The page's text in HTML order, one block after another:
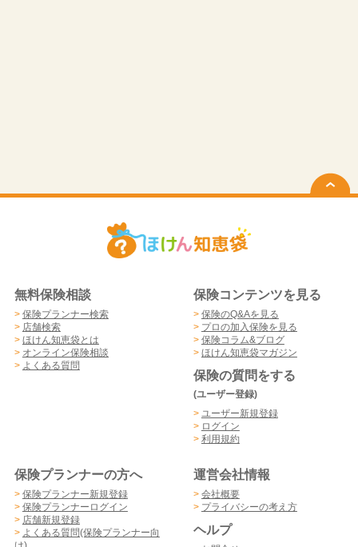
無料保険相談
> 保険プランナー検索
> 店舗検索
> ほけん知恵袋とは
> オンライン保険相談
> よくある質問
保険コンテンツを見る
> 保険のQ&Aを見る
> プロの加入保険を見る
> 保険コラム&ブログ
> ほけん知恵袋マガジン
保険の質問をする
(ユーザー登録)
> ユーザー新規登録
> ログイン
> 利用規約
保険プランナーの方へ
> 保険プランナー新規登録
> 保険プランナーログイン
> 店舗新規登録
> よくある質問(保険プランナー向
運営会社情報
> 会社概要
> プライバシーの考え方
ヘルプ